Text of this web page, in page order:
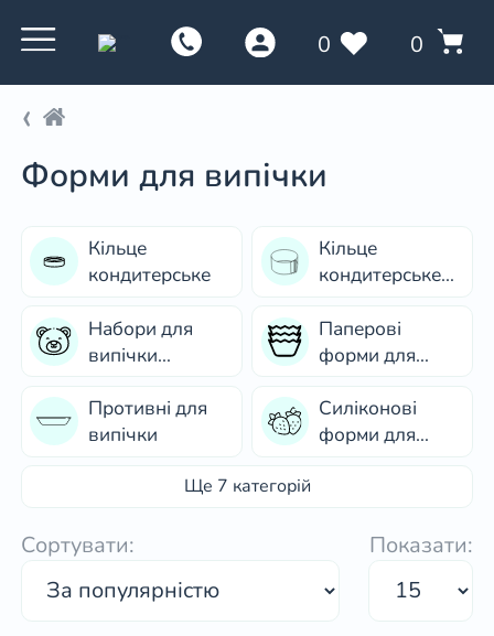
0 0
Форми для випічки
Кільце
кондитерське
Кільце
кондитерське
Набори для
випічки
для випікання)
Паперові
форми для
Противні для
випічки
Силіконові
форми для
Ще 7 категорій
Сортувати: Показати: